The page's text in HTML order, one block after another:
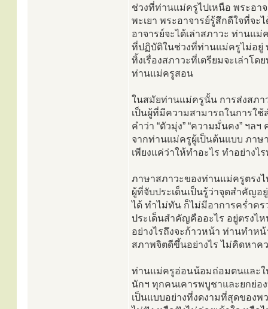
ช่วงที่ท่านแม่ครูไปเหนือ พระอา
พะเยา พระอาจารย์รู้สึกดีใจที่จ
อาจารย์จะได้เล่าสภาวะ ท่านแ
ที่ปฏิบัติในช่วงที่ท่านแม่ครูไม่อยู่
ทิ้งเรื่องสภาวะที่เตรียมจะเล่าโ
ท่านแม่ครูสอน
ในสมัยท่านแม่ครูนั้น การส่งสภา
เป็นผู้ที่มีความสามารถในการใช้
คำว่า “ตัวมุ่ง” “ความมั่นคง” ฯ
จากท่านแม่ครูผู้เป็นต้นแบบ ภา
เพียงแค่ว่าให้ทำอะไร ทำอย่างไ
ภาษาสภาวะของท่านแม่ครูตรง
ผู้ที่จับประเด็นเป็นรู้ว่าจุดสำคัญอ
ได้ ทำไม่ทัน ก็ไม่มีอาการคร่ำคร
ประเด็นสำคัญคืออะไร อยู่ตรงไ
อย่างไรถึงจะก้าวหน้า ท่านทำหน้
สภาพจิตดีขึ้นอย่างไร ไม่คิดหาค
ท่านแม่ครูอ่อนน้อมถ่อมตนและใ
นักฯ ทุกคนเคารพบูชาและยกย่อ
เป็นแบบอย่างที่งดงามที่สุดของพ